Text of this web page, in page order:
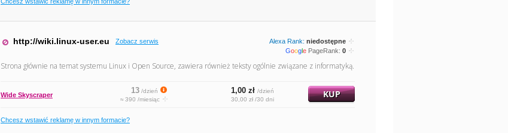
http://wiki.linux-user.eu Zobacz serwis Alexa Rank: niedostępne
Google PageRank: 0
Strona głównie na temat systemu Linux i Open Source, zawiera również teksty ogólnie związane z informatyką.
Wide Skyscraper 13/dzień
≈ 390 /miesiąc
1,00 zł /dzień
30,00 zł /30 dni
KUP
Chcesz wstawić reklamę w innym formacie?